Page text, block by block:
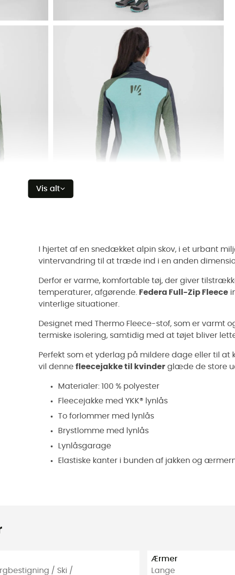
Vis alt
I hjertet af en snedækket alpin skov, i et urbant
vintervandring til at træde ind i en anden
Derfor er varme, komfortable tøj, der giver
temperaturer, afgørende.
Federa Full-Zip Fleece
vinterlige situationer.
Designet med Thermo Fleece-stof, som er varmt
termiske isolering, samtidig med at tøjet bliver
Perfekt som et yderlag på mildere dage eller til at
vil denne fleecejakke til kvinder glæde de store
Materialer: 100 % polyester
Fleecejakke med YKK® lynlås
To forlommer med lynlås
Brystlomme med lynlås
Lynlåsgarage
Elastiske kanter i bunden af jakken og
/ Ski /
Ærmer
Lange